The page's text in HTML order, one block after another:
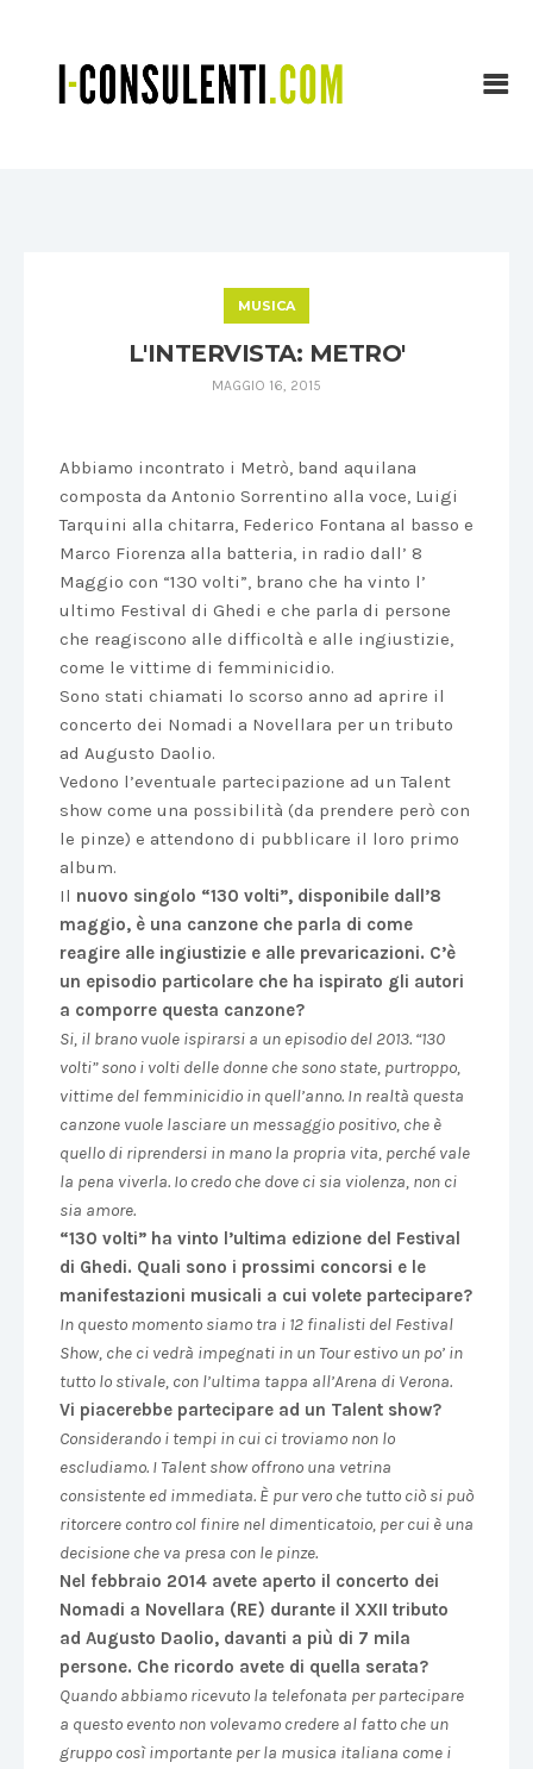
MUSICA
L'INTERVISTA: METRO'
MAGGIO 16, 2015
Abbiamo incontrato i Metrò, band aquilana
composta da Antonio Sorrentino alla voce, Luigi
Tarquini alla chitarra, Federico Fontana al basso e
Marco Fiorenza alla batteria, in radio dall’ 8
Maggio con “130 volti”, brano che ha vinto l’
ultimo Festival di Ghedi e che parla di persone
che reagiscono alle difficoltà e alle ingiustizie,
come le vittime di femminicidio.
Sono stati chiamati lo scorso anno ad aprire il
concerto dei Nomadi a Novellara per un tributo
ad Augusto Daolio.
Vedono l’eventuale partecipazione ad un Talent
show come una possibilità (da prendere però con
le pinze) e attendono di pubblicare il loro primo
album.
Il nuovo singolo “130 volti”, disponibile dall’8
maggio, è una canzone che parla di come
reagire alle ingiustizie e alle prevaricazioni. C’è
un episodio particolare che ha ispirato gli autori
a comporre questa canzone?
Si, il brano vuole ispirarsi a un episodio del 2013. “130
volti” sono i volti delle donne che sono state, purtroppo,
vittime del femminicidio in quell’anno. In realtà questa
canzone vuole lasciare un messaggio positivo, che è
quello di riprendersi in mano la propria vita, perché vale
la pena viverla. Io credo che dove ci sia violenza, non ci
sia amore.
“130 volti” ha vinto l’ultima edizione del Festival
di Ghedi. Quali sono i prossimi concorsi e le
manifestazioni musicali a cui volete partecipare?
In questo momento siamo tra i 12 finalisti del Festival
Show, che ci vedrà impegnati in un Tour estivo un po’ in
tutto lo stivale, con l’ultima tappa all’Arena di Verona.
Vi piacerebbe partecipare ad un Talent show?
Considerando i tempi in cui ci troviamo non lo
escludiamo. I Talent show offrono una vetrina
consistente ed immediata. È pur vero che tutto ciò si può
ritorcere contro col finire nel dimenticatoio, per cui è una
decisione che va presa con le pinze.
Nel febbraio 2014 avete aperto il concerto dei
Nomadi a Novellara (RE) durante il XXII tributo
ad Augusto Daolio, davanti a più di 7 mila
persone. Che ricordo avete di quella serata?
Quando abbiamo ricevuto la telefonata per partecipare
a questo evento non volevamo credere al fatto che un
gruppo così importante per la musica italiana come i